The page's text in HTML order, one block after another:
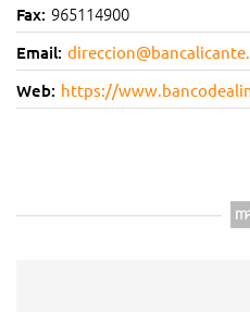
Fax: 965114900
Email:
Web: https://